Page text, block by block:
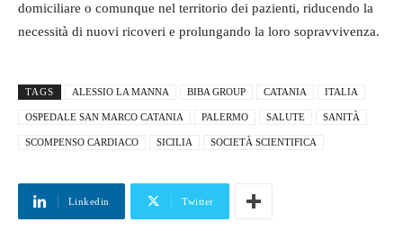
domiciliare o comunque nel territorio dei pazienti, riducendo la
necessità di nuovi ricoveri e prolungando la loro sopravvivenza.
TAGS ALESSIO LA MANNA BIBA GROUP CATANIA ITALIA
OSPEDALE SAN MARCO CATANIA PALERMO SALUTE SANITÀ
SCOMPENSO CARDIACO SICILIA SOCIETÀ SCIENTIFICA
Linkedin Twitter